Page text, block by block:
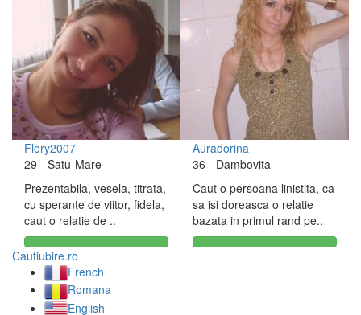
Flory2007
29 - Satu-Mare
Prezentabila, vesela, titrata,
cu sperante de viitor, fidela,
caut o relatie de ..
Auradorina
36 - Dambovita
Caut o persoana linistita, ca
sa isi doreasca o relatie
bazata in primul rand pe..
Cautiubire.ro
French
Romana
English